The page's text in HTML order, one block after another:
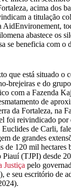
acima dos
a titulação
AidEnvironement,
abastece os
se beneficia com o
que está situado o
brejeiras e do
com a Fazenda
de
da Fortaleza, na
foi reivindicado por
de Carli,
de grandes
de 120 mil hectares
Piauí (TJPI) desde
Justiça pelo
e seu escritório de